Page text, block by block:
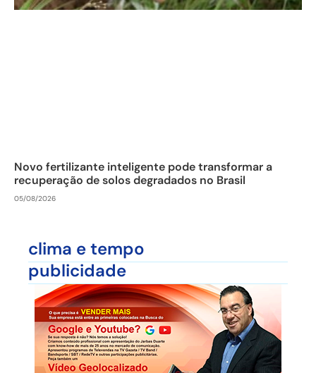
Novo fertilizante inteligente pode transformar a
recuperação de solos degradados no Brasil
05/08/2026
clima e tempo
publicidade